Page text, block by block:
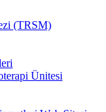
(TRSM)
Ünitesi